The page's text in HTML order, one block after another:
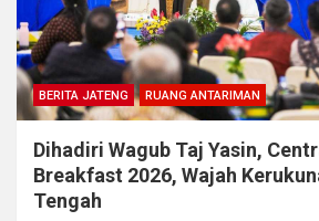
BERITA JATENG RUANG ANTARIMAN
Dihadiri Wagub Taj Yasin,
Breakfast 2026, Wajah
Tengah